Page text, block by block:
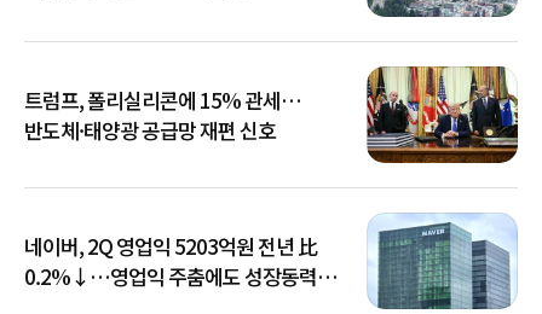
트럼프, 폴리실리콘에 15% 관세…
반도체·태양광 공급망 재편 신호
네이버, 2Q 영업익 5203억원 전년 比
0.2%↓…영업익 주춤에도 성장동력